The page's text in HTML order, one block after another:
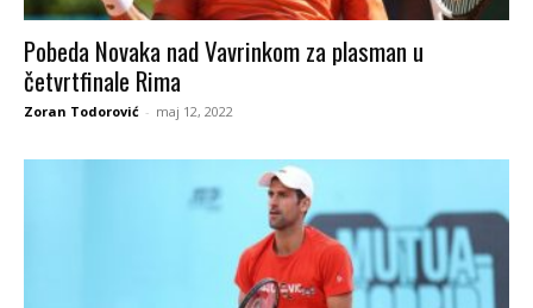
Pobeda Novaka nad Vavrinkom za plasman u
četvrtfinale Rima
Zoran Todorović - maj 12, 2022